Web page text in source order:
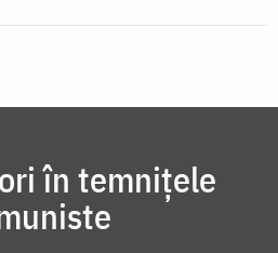
în temnițele